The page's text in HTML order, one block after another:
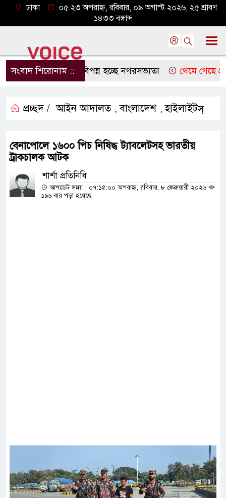
ঢাকা
০৫:২৩ অপরাহ্ন, রবিবার, ০৯ অগাস্ট ২০২৬, ২৫ শ্রাবণ
১৪৩৩ বঙ্গাব্দ
সংবাদ শিরোনাম ::
নদী মরছে, বিপন্ন হচ্ছে নগরসভ্যতা থেমে গেছে
প্রচ্ছদ / আইন আদালত ,বাংলাদেশ ,হাইলাইটস্
বেনাপোলে ১৬০০ পিচ নিষিদ্ধ ট্যাবলেটসহ ভারতীয়
ট্রাকচালক আটক
শার্শা প্রতিনিধি
আপডেট সময় : ০৭:১৫:০০ অপরাহ্ন, রবিবার, ৮ ফেব্রুয়ারী ২০২৬
১৯৬ বার পড়া হয়েছে